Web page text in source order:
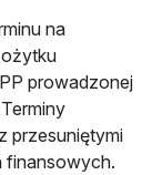
na
prowadzonej
przesuniętymi
finansowych.